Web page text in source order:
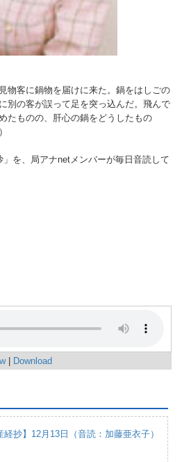
物客に鍋物を届けに来た。鍋をはしごの
別の客が誤って足を突っ込んだ。飛んで
たものの、肝心の鍋をどうしたもの
）
を、局アナnetメンバーが毎日音読して
| Download
経抄】12月13日（音読：加藤亜衣子）